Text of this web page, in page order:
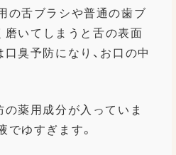
の舌ブラシや普通の歯ブ
磨いてしまうと舌の表面
臭予防になり、お口の中
薬用成分が入っていま
ゆすぎます。